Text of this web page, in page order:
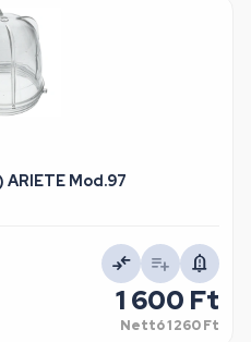
Mod.97
1 600 Ft
Nettó1 260 Ft